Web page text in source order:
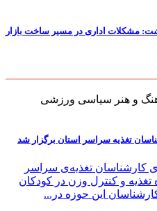
مشکلات اداری در مسیر ساخت بازار
و هنر سیاسی ورزشی
تغذیه سراسر استان برگزار شد
کارشناسان تغذیه‌ی سراسر
و کنترل وزن در کودکان